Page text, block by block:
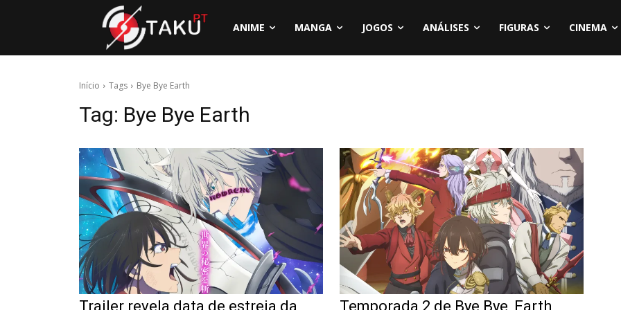
ANIME MANGA JOGOS ANÁLISES FIGURAS CINEMA
Início Tags Bye Bye Earth
Tag: Bye Bye Earth
Trailer revela data de estreia da
Temporada 2 de Bye Bye, Earth